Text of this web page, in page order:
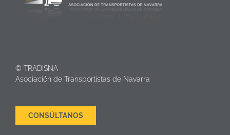
© TRADISNA
Asociación de Transportistas de Navarra
CONSÚLTANOS